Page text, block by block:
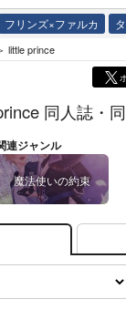
フリンズ×ファルカ
little prince
同人誌・
連ジャンル
魔法使いの約束